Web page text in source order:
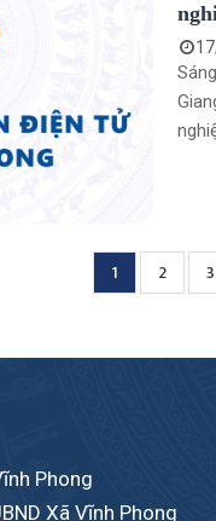
Current
page
1 Page
2 3
Phong
Xã Vĩnh Phong